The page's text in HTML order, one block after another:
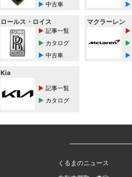
中古車
ロールス・ロイス
記事一覧
カタログ
中古車
マクラーレン
Kia
記事一覧
カタログ
くるまのニュース